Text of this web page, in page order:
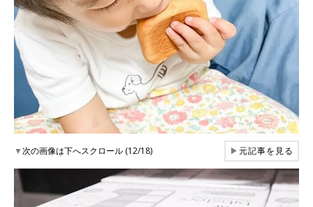
▼次の画像は下へスクロール (12/18) ▶元記事を見る